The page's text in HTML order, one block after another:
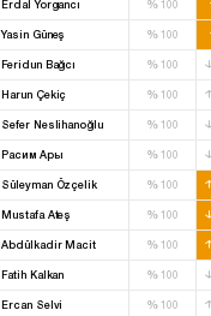
Erdal Yorgancı %100
Yasin Güneş %100
Feridun Bağcı %100
Harun Çekiç %100
Sefer Neslihanoğlu %100
Расим Ары %100
Süleyman Özçelik %100
Mustafa Ateş %100
Abdülkadir Macit %100
Fatih Kalkan %100
Ercan Selvi %100